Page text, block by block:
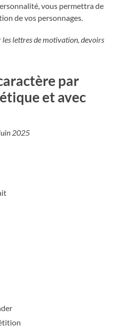
vous permettra de
de vos personnages.
lettres de motivation, devoirs
par
et avec
2025